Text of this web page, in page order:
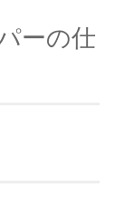
ーの仕